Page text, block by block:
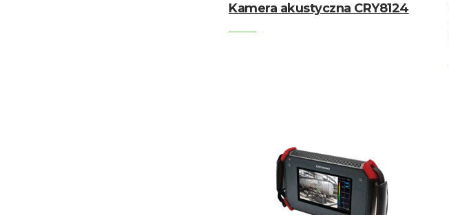
Kamera akustyczna CRY8124